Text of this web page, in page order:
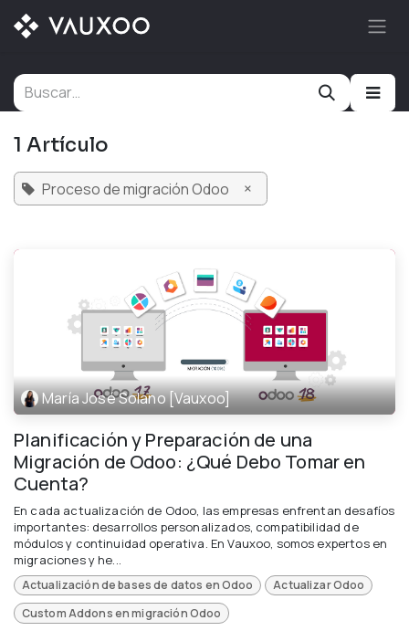
Ir al contenido
1 Artículo
Proceso de migración Odoo ×
María José Solano [Vauxoo]
Planificación y Preparación de una
Migración de Odoo: ¿Qué Debo Tomar en
Cuenta?
En cada actualización de Odoo, las empresas enfrentan desafíos
importantes: desarrollos personalizados, compatibilidad de
módulos y continuidad operativa. En Vauxoo, somos expertos en
migraciones y he...
Actualización de bases de datos en Odoo
Actualizar Odoo
Custom Addons en migración Odoo